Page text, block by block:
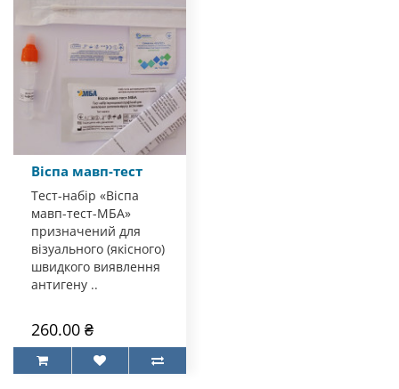
Віспа мавп-тест
Тест-набір «Віспа
мавп-тест-МБА»
призначений для
візуального (якісного)
швидкого виявлення
антигену ..
260.00 ₴